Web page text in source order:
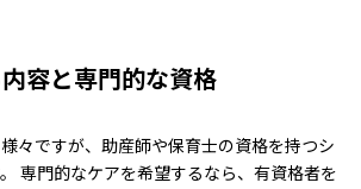
容と専門的な資格
々ですが、助産師や保育士の資格を持つシ
専門的なケアを希望するなら、有資格者を